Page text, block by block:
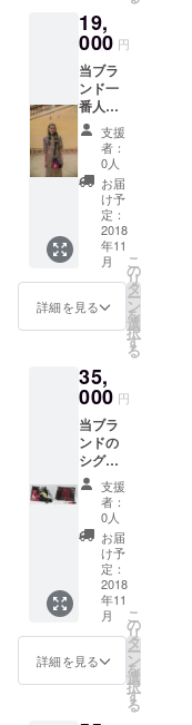
19,
000 円
当ブラ
ンド一
番人気
の形で
ある
「Basic
bag」
を店頭
販売価
格の
20％オ
フであ
る １
９，０
００円
で お届
しま
す。
支援
者：
0人
お届
け予
定：
2018
年11
月
詳細を見る
こ
の
リ
タ
ー
ン
を
選
択
す
る
35,
000 円
当ブラ
ンドの
シグニ
チャー
モデル
である
「Clem
atis
Basic
Bag」
とI AM
ライン
の「I
am mini
zip
bag」を
支援
者：
0人
お届
け予
定：
2018
年11
月
詳細を見る
こ
の
リ
タ
ー
ン
を
選
択
す
る